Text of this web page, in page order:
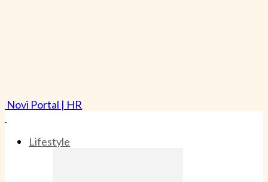
Novi Portal | HR
Lifestyle